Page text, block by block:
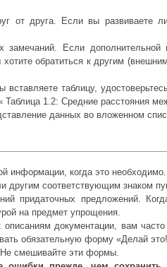
от друга. Если вы развиваете
Если дополнительной
обратиться к другим
таблицу,
1.2: Средние расстояния
данных во вложенном
информации, когда это необходимо.
другим соответствующим знаком
придаточных предложений.
на предмет упрощения.
документации, вам часто
обязательную форму «Делай
смешивайте эти формы.